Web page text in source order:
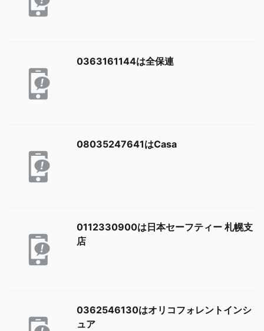
0363161144は全保連
08035247641はCasa
0112330900は日本セーフティー 札幌支
店
0362546130はオリコフォレントインシ
ュア